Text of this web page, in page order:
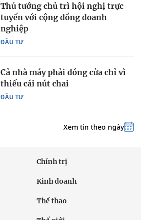
ĐẦU TƯ
Thủ tướng chủ trì hội nghị trực
tuyến với cộng đồng doanh
nghiệp
ĐẦU TƯ
Cả nhà máy phải đóng cửa chỉ vì
thiếu cái nút chai
Xem tin theo ngày
Chính trị
Kinh doanh
Thể thao